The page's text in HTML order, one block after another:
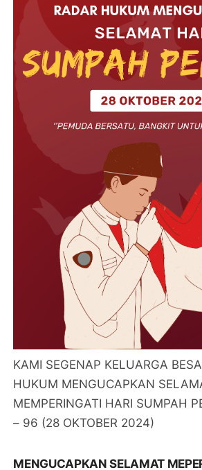
KAMI SEGENAP KELUARGA
HUKUM MENGUCAPKAN
MEMPERINGATI HARI SUMPAH
– 96 (28 OKTOBER 2024)
MENGUCAPKAN SELAMAT